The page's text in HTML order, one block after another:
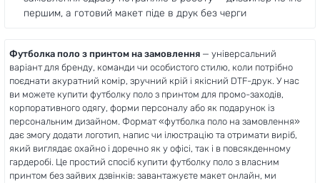
першим, а готовий макет піде в друк без черги
Футболка поло з принтом на замовлення — універсальний
варіант для бренду, команди чи особистого стилю, коли потрібно
поєднати акуратний комір, зручний крій і якісний DTF-друк. У нас
ви можете купити футболку поло з принтом для промо-заходів,
корпоративного одягу, форми персоналу або як подарунок із
персональним дизайном. Формат «футболка поло на замовлення»
дає змогу додати логотип, напис чи ілюстрацію та отримати виріб,
який виглядає охайно і доречно як у офісі, так і в повсякденному
гардеробі. Це простий спосіб купити футболку поло з власним
принтом без зайвих дзвінків: завантажуєте макет онлайн, ми